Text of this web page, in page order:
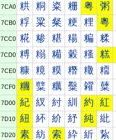
7CA0 粠 粡 粢 粣 粤 粥
7CB0 粰 粱 粲 粳 粴 粵
7CC0 糀 糁 糂 糃 糄 糅
7CD0 糐 糑 糒 糓 糔 糕
7CE0 糠 糡 糢 糣 糤 糥
7CF0 糰 糱 糲 糳 糴 糵
7D00 紀 紁 紂 紃 約 紅
7D10 紐 紑 紒 紓 純 紕
7D20 素 紡 索 紣 紤 紥